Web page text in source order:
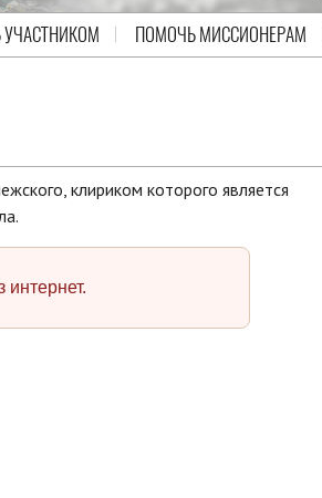
УЧАСТНИКОМ ПОМОЧЬ МИССИОНЕРАМ
клириком которого является